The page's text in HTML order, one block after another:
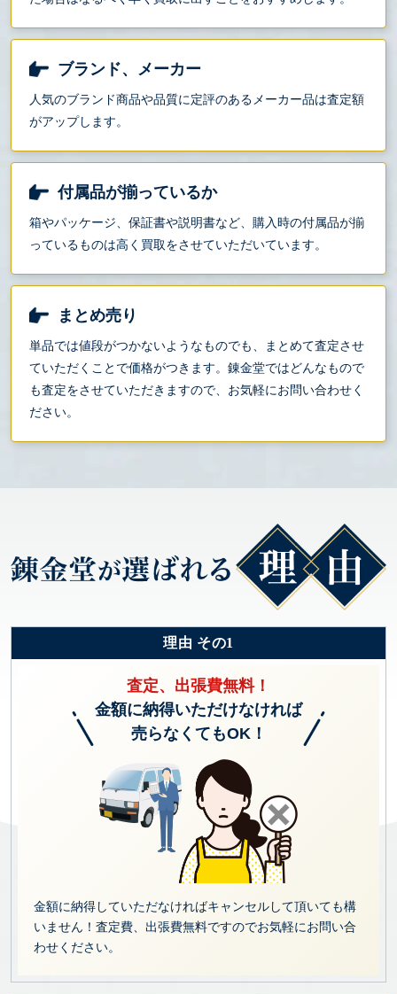
ブランド、メーカー
人気のブランド商品や品質に定評のあるメーカー品は査定額
がアップします。
付属品が揃っているか
箱やパッケージ、保証書や説明書など、購入時の付属品が揃
っているものは高く買取をさせていただいています。
まとめ売り
単品では値段がつかないようなものでも、まとめて査定させ
ていただくことで価格がつきます。錬金堂ではどんなもので
も査定をさせていただきますので、お気軽にお問い合わせく
ださい。
理由 その1
査定、出張費無料！
金額に納得いただけなければ
売らなくてもOK！
金額に納得していただなければキャンセルして頂いても構
いません！査定費、出張費無料ですのでお気軽にお問い合
わせください。